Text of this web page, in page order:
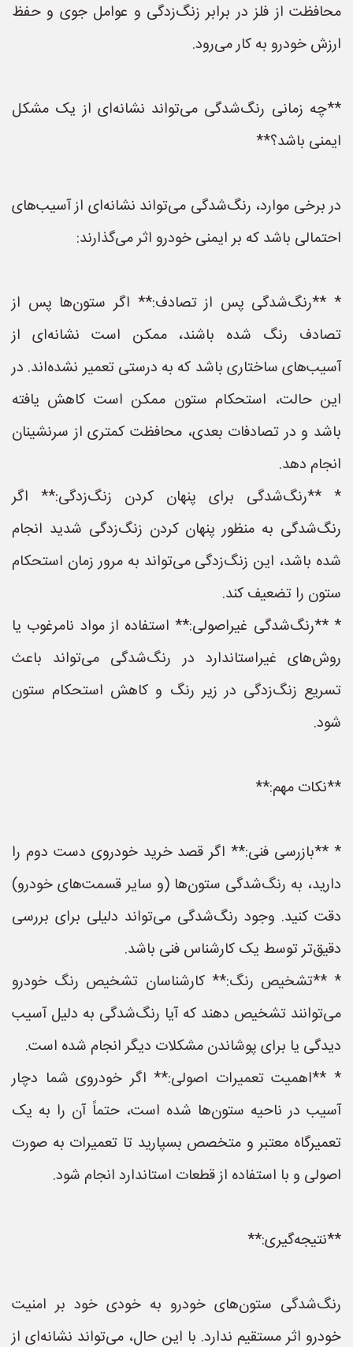
محافظت از فلز در برابر زنگ‌زدگی و عوامل جوی و حفظ
ارزش خودرو به کار می‌رود.
**چه زمانی رنگ‌شدگی می‌تواند نشانه‌ای از یک مشکل
ایمنی باشد؟**
در برخی موارد، رنگ‌شدگی می‌تواند نشانه‌ای از آسیب‌های
احتمالی باشد که بر ایمنی خودرو اثر می‌گذارند:
* **رنگ‌شدگی پس از تصادف:** اگر ستون‌ها پس از
تصادف رنگ شده باشند، ممکن است نشانه‌ای از
آسیب‌های ساختاری باشد که به درستی تعمیر نشده‌اند. در
این حالت، استحکام ستون ممکن است کاهش یافته
باشد و در تصادفات بعدی، محافظت کمتری از سرنشینان
انجام دهد.
* **رنگ‌شدگی برای پنهان کردن زنگ‌زدگی:** اگر
رنگ‌شدگی به منظور پنهان کردن زنگ‌زدگی شدید انجام
شده باشد، این زنگ‌زدگی می‌تواند به مرور زمان استحکام
ستون را تضعیف کند.
* **رنگ‌شدگی غیراصولی:** استفاده از مواد نامرغوب یا
روش‌های غیراستاندارد در رنگ‌شدگی می‌تواند باعث
تسریع زنگ‌زدگی در زیر رنگ و کاهش استحکام ستون
شود.
**نکات مهم:**
* **بازرسی فنی:** اگر قصد خرید خودروی دست دوم را
دارید، به رنگ‌شدگی ستون‌ها (و سایر قسمت‌های خودرو)
دقت کنید. وجود رنگ‌شدگی می‌تواند دلیلی برای بررسی
دقیق‌تر توسط یک کارشناس فنی باشد.
* **تشخیص رنگ:** کارشناسان تشخیص رنگ خودرو
می‌توانند تشخیص دهند که آیا رنگ‌شدگی به دلیل آسیب
دیدگی یا برای پوشاندن مشکلات دیگر انجام شده است.
* **اهمیت تعمیرات اصولی:** اگر خودروی شما دچار
آسیب در ناحیه ستون‌ها شده است، حتماً آن را به یک
تعمیرگاه معتبر و متخصص بسپارید تا تعمیرات به صورت
اصولی و با استفاده از قطعات استاندارد انجام شود.
**نتیجه‌گیری:**
رنگ‌شدگی ستون‌های خودرو به خودی خود بر امنیت
خودرو اثر مستقیم ندارد. با این حال، می‌تواند نشانه‌ای از